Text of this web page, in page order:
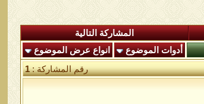
المشاركة التالية
أدوات الموضوع
انواع عرض الموضوع
رقم المشاركة :1